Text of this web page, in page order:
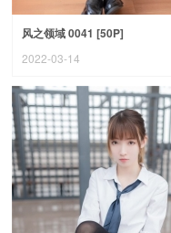
风之领域 0041 [50P]
2022-03-14